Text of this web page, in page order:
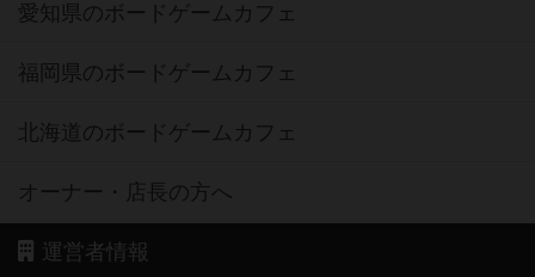
愛知県のボードゲームカフェ
福岡県のボードゲームカフェ
北海道のボードゲームカフェ
オーナー・店長の方へ
運営者情報